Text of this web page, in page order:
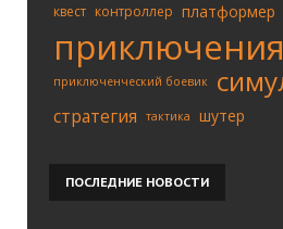
квест контроллер платформер
приключения
приключенческий боевик
стратегия тактика шутер
ПОСЛЕДНИЕ НОВОСТИ